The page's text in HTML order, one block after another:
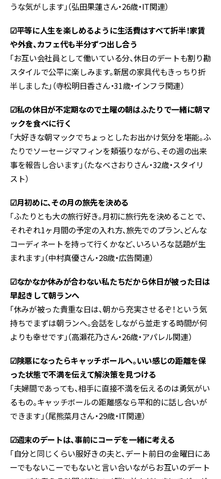
うな気がします」（弘田果蓮さん・26歳・IT関連）
☑︎平等に人生を楽しめるように生活費はすべて折半！家賃
や外食、カフェ代も半分ずつ出し合う
「お互い会社員として働いている分、休日のデートも割り勘
スタイルで公平に楽しみます。新居の家具代もきっちり折
半しました」（寺松明日香さん・31歳・インフラ関連）
☑︎私の休日が不定期なので土曜の朝はふたりで一緒に朝マ
ックを食べに行く
「大好きな朝マックでちょっとしたお出かけ気分を堪能。ふ
たりでソーセージマフィンを頬張りながら、その週の出来
事を報告し合います」（たなべさおりさん・32歳・スタイリ
スト）
☑︎月初めに、その月の旅先を決める
「ふたりとも大の旅行好き。月初に旅行先を決めることで、
それぞれ1ヶ月間の予定の入れ方、旅先でのプラン、どんな
コーディネートを持って行くかなど、いろいろな話題が生
まれます」（中村真優さん・28歳・広告関連）
☑︎なかなか休みが合わない私たちだから休日が被った日は
早起きして朝ランへ
「休みが被った貴重な日は、朝から充実させるぞ！という気
持ちでまずは朝ランへ。会話をしながら並走する時間が何
よりも幸せです」（高瀬花乃さん・26歳・アパレル関連）
☑︎険悪になったらキャッチボールへ。いい感じの距離を保
った状態で不満を伝えて解決策を見つける
「夫婦間であっても、相手に直接不満を伝えるのは勇気がい
るもの。キャッチボールの距離感なら平和的に話し合いが
できます」（尾熊菜月さん・29歳・IT関連）
☑︎週末のデートは、事前にコーデを一緒に考える
「自分と同じくらい服好きの夫と、デート前日の金曜日にあ
ーでもないこーでもないと言い合いながらお互いのデート